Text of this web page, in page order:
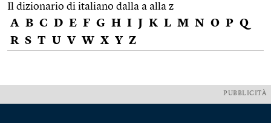
Il dizionario di italiano dalla a alla z
A B C D E F G H I J K L M N O P Q
R S T U V W X Y Z
PUBBLICITÀ